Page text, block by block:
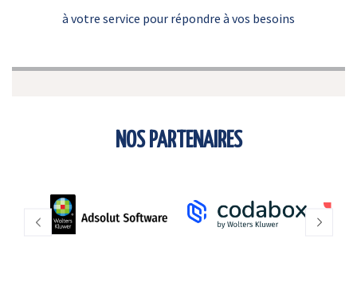
à votre service pour répondre à vos besoins
NOS PARTENAIRES